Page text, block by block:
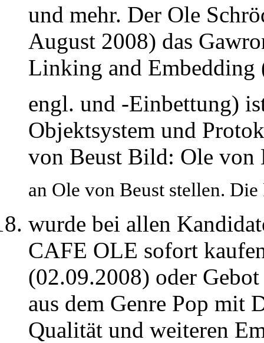
und mehr. Der Ole
August 2008) das
Linking and Embedding
engl. und -Einbettung)
Objektsystem und
von Beust Bild: Ole von
an Ole von Beust stellen.
wurde bei allen
CAFE OLE sofort
(02.09.2008) oder
aus dem Genre Pop mit
Qualität und weiteren